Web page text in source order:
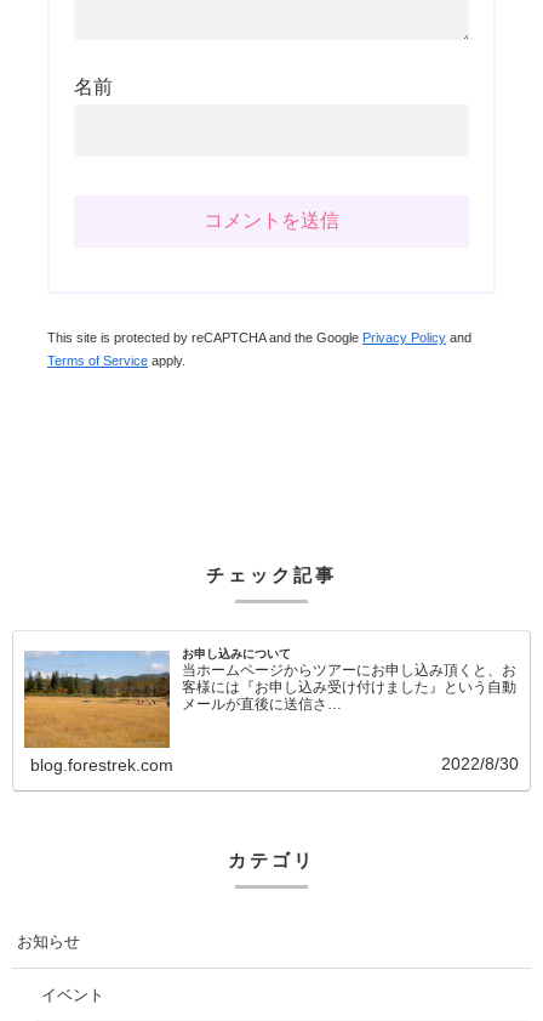
名前
This site is protected by reCAPTCHA and the Google Privacy Policy and
Terms of Service apply.
チェック記事
お申し込みについて
当ホームページからツアーにお申し込み頂くと、お
客様には『お申し込み受け付けました』という自動
メールが直後に送信さ…
blog.forestrek.com 2022/8/30
カテゴリ
お知らせ
イベント